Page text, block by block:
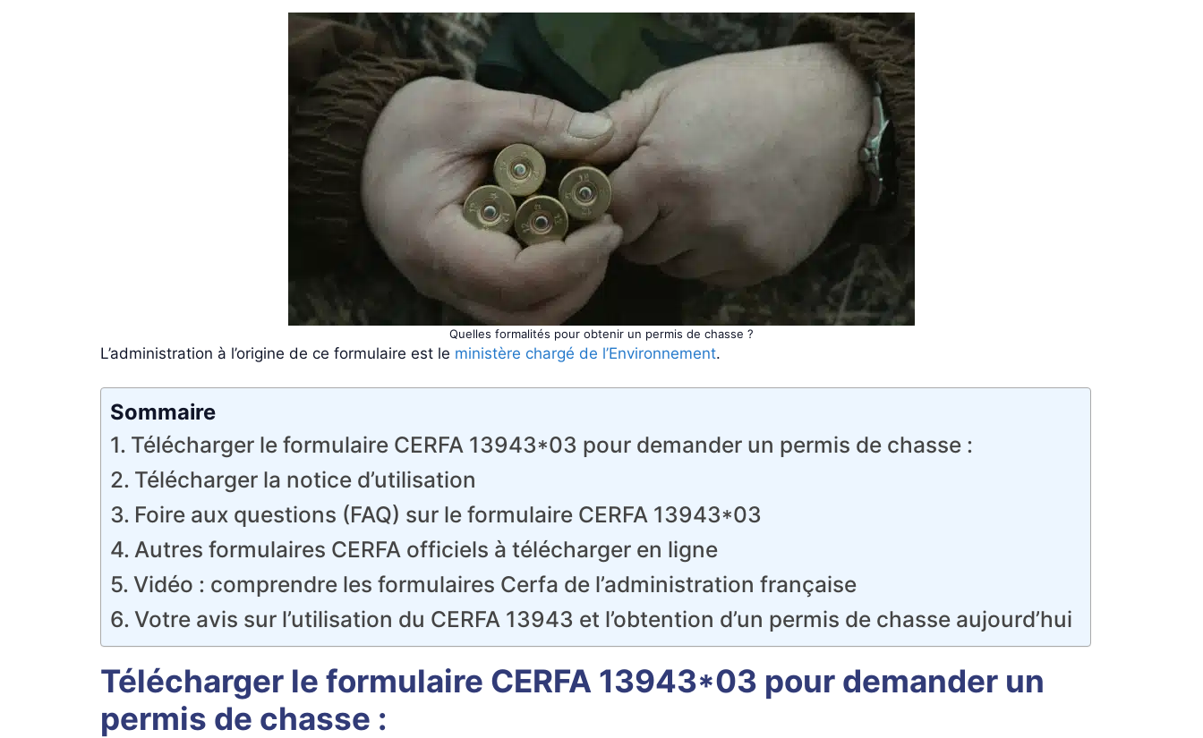
Quelles formalités pour obtenir un permis de chasse ?
L’administration à l’origine de ce formulaire est le ministère chargé de l’Environnement.
Sommaire
Télécharger le formulaire CERFA 13943*03 pour demander un permis de chasse :
Télécharger la notice d’utilisation
Foire aux questions (FAQ) sur le formulaire CERFA 13943*03
Autres formulaires CERFA officiels à télécharger en ligne
Vidéo : comprendre les formulaires Cerfa de l’administration française
Votre avis sur l’utilisation du CERFA 13943 et l’obtention d’un permis de chasse aujourd’hui
Télécharger le formulaire CERFA 13943*03 pour demander un
permis de chasse :